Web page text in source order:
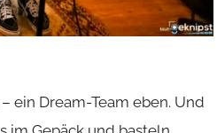
ein Dream-Team eben. Und